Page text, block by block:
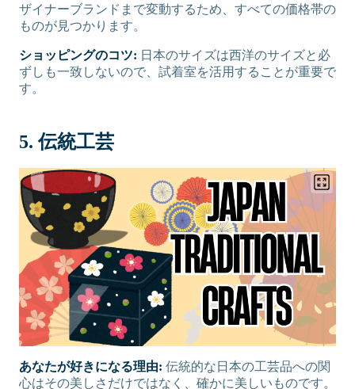
ザイナーブランドまで変動するため、すべての価格帯の
ものが見つかります。
ショッピングのコツ: 日本のサイズは西洋のサイズと必
ずしも一致しないので、試着室を活用することが重要で
す。
5. 伝統工芸
あなたが好きになる理由: 伝統的な日本の工芸品への関
心はその美しさだけではなく、確かに美しいものです。